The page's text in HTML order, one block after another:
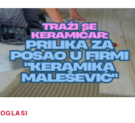
OGLASI